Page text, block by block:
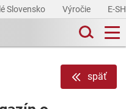
Slovensko Výročie E-
späť